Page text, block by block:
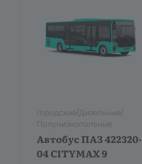
Городские/Дизельные/
Полунизкопольные
Автобус ПАЗ 422320-
04 CITYMAX 9